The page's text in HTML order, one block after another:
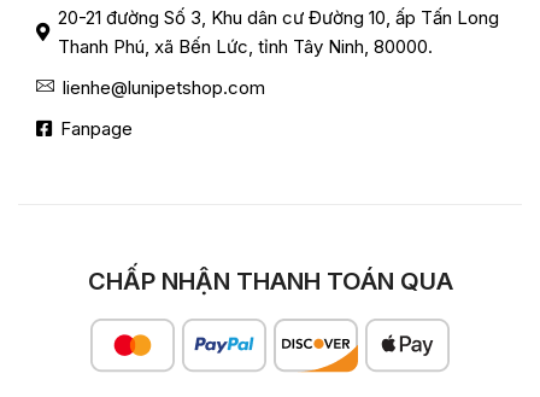
20-21 đường Số 3, Khu dân cư Đường 10, ấp Tấn Long
Thanh Phú, xã Bến Lức, tỉnh Tây Ninh, 80000.
lienhe@lunipetshop.com
Fanpage
CHẤP NHẬN THANH TOÁN QUA